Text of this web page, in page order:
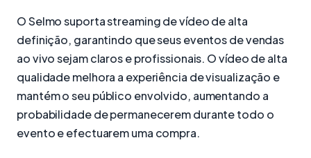
O Selmo suporta streaming de vídeo de alta
definição, garantindo que seus eventos de vendas
ao vivo sejam claros e profissionais. O vídeo de alta
qualidade melhora a experiência de visualização e
mantém o seu público envolvido, aumentando a
probabilidade de permanecerem durante todo o
evento e efectuarem uma compra.